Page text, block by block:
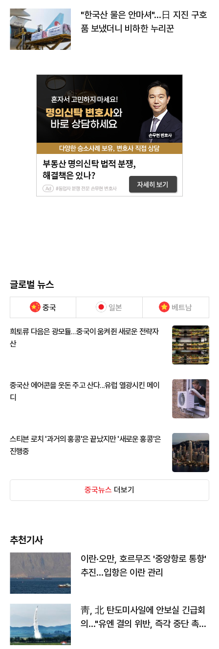
"한국산 물은 안마셔"…日 지진 구호
품 보냈더니 비하한 누리꾼
글로벌 뉴스
중국 일본 베트남
희토류 다음은 광모듈…중국이 움켜쥔 새로운 전략자
산
중국산 에어콘을 웃돈 주고 산다...유럽 열광시킨 메이
디
스티븐 로치 '과거의 홍콩'은 끝났지만 '새로운 홍콩'은
진행중
중국뉴스 더보기
추천기사
이란·오만, 호르무즈 '중앙항로 통항'
추진…입항은 이란 관리
靑, 北 탄도미사일에 안보실 긴급회
의…"유엔 결의 위반, 즉각 중단 촉